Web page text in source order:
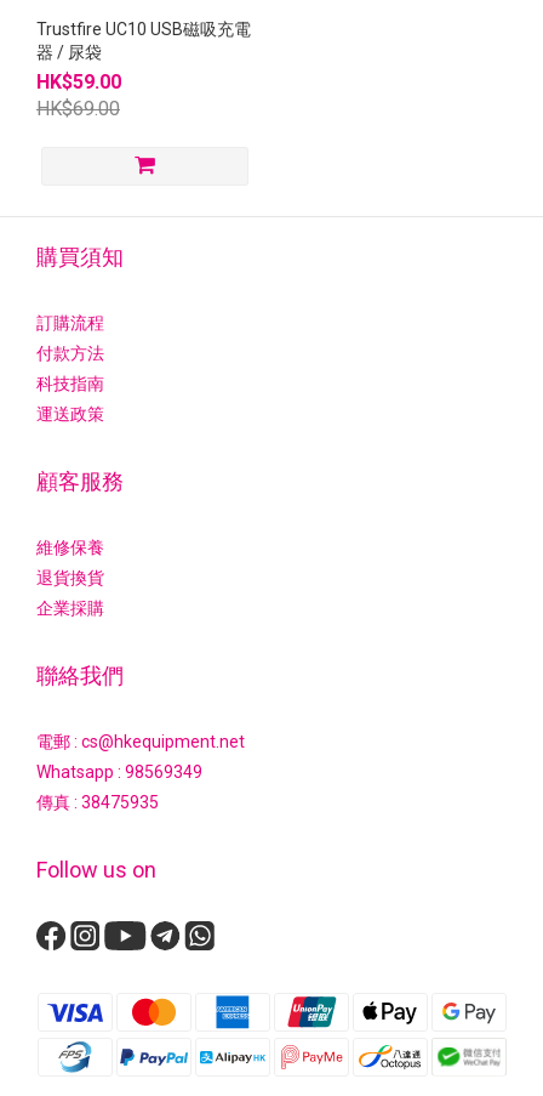
Trustfire UC10 USB磁吸充電
器 / 尿袋
HK$59.00
HK$69.00
購買須知
訂購流程
付款方法
科技指南
運送政策
顧客服務
維修保養
退貨換貨
企業採購
聯絡我們
電郵 : cs@hkequipment.net
Whatsapp : 98569349
傳真 : 38475935
Follow us on